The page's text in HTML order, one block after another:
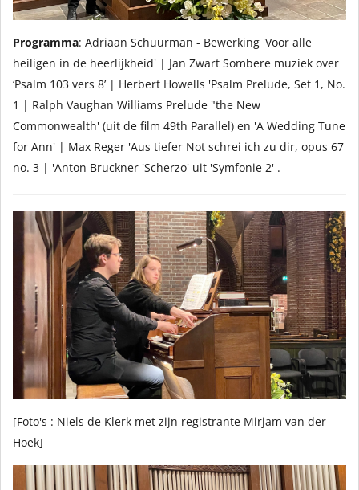
Programma: Adriaan Schuurman - Bewerking 'Voor alle
heiligen in de heerlijkheid' | Jan Zwart Sombere muziek over
‘Psalm 103 vers 8’ | Herbert Howells 'Psalm Prelude, Set 1, No.
1 | Ralph Vaughan Williams Prelude "the New
Commonwealth' (uit de film 49th Parallel) en 'A Wedding Tune
for Ann' | Max Reger 'Aus tiefer Not schrei ich zu dir, opus 67
no. 3 | 'Anton Bruckner 'Scherzo' uit 'Symfonie 2' .
[Foto's : Niels de Klerk met zijn registrante Mirjam van der
Hoek]